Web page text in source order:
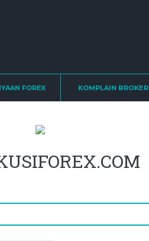
FOREX KOMPLAIN BROKER